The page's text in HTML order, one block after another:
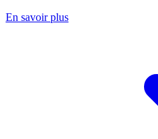
En savoir plus